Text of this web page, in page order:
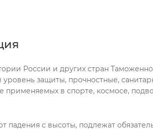
России и других стран
защиты, прочностные,
в спорте, космосе,
падения с высоты, подлежат